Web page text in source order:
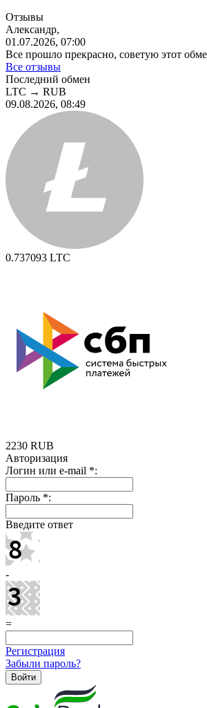
Отзывы
Александр,
01.07.2026, 07:00
Все прошло прекрасно, советую этот
Все отзывы
Последний обмен
LTC → RUB
09.08.2026, 08:49
0.737093 LTC
2230 RUB
Авторизация
Логин или e-mail *:
Пароль *:
Введите ответ
-
=
Регистрация
Забыли пароль?